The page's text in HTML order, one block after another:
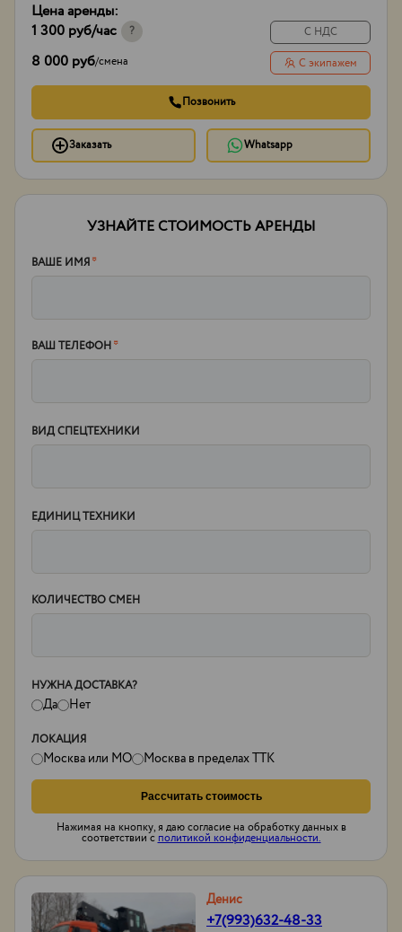
Цена аренды:
1 300 руб/час ?
8 000 руб/смена
С НДС
С экипажем
Позвонить
Заказать Whatsapp
УЗНАЙТЕ СТОИМОСТЬ АРЕНДЫ
ВАШЕ ИМЯ*
ВАШ ТЕЛЕФОН*
ВИД СПЕЦТЕХНИКИ
ЕДИНИЦ ТЕХНИКИ
КОЛИЧЕСТВО СМЕН
НУЖНА ДОСТАВКА?
Да Нет
ЛОКАЦИЯ
Москва или МО Москва в пределах ТТК
Рассчитать стоимость
Нажимая на кнопку, я даю согласие на обработку данных в
соответствии с политикой конфиденциальности.
Денис
+7(993)632-48-33